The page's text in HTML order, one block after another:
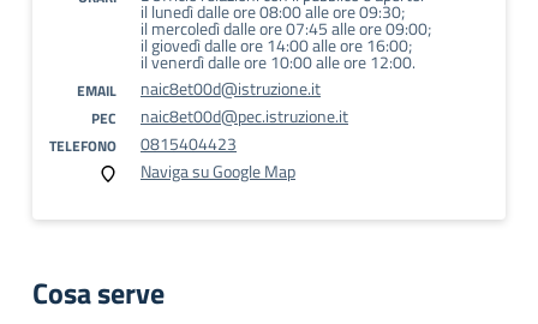
il lunedì dalle ore 08:00 alle ore 09:30;
il mercoledì dalle ore 07:45 alle ore 09:00;
il giovedì dalle ore 14:00 alle ore 16:00;
il venerdì dalle ore 10:00 alle ore 12:00.
EMAIL naic8et00d@istruzione.it
PEC naic8et00d@pec.istruzione.it
TELEFONO
0815404423
Naviga su Google Map
Cosa serve